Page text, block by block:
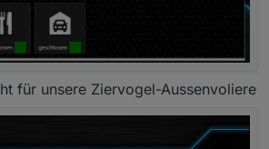
für unsere Ziervogel-Aussenvoliere